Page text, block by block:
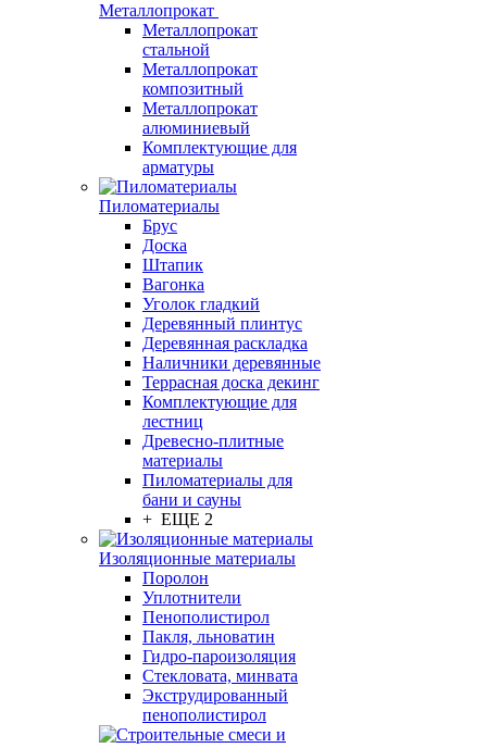
Металлопрокат
Металлопрокат
стальной
Металлопрокат
композитный
Металлопрокат
алюминиевый
Комплектующие для
арматуры
Пиломатериалы
Брус
Доска
Штапик
Вагонка
Уголок гладкий
Деревянный плинтус
Деревянная раскладка
Наличники деревянные
Террасная доска декинг
Комплектующие для
лестниц
Древесно-плитные
материалы
Пиломатериалы для
бани и сауны
+ ЕЩЕ 2
Изоляционные материалы
Поролон
Уплотнители
Пенополистирол
Пакля, льноватин
Гидро-пароизоляция
Стекловата, минвата
Экструдированный
пенополистирол